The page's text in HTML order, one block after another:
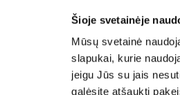
Šioje svetainėje
Mūsų svetainė
slapukai, kurie
jeigu Jūs su jais
galėsite atšaukti
info@invaldainvl.com